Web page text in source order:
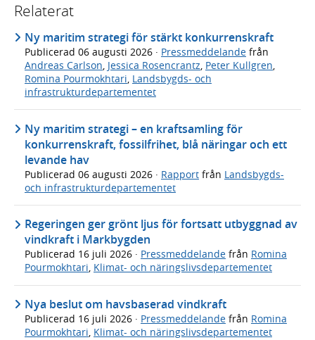
Relaterat
Ny maritim strategi för stärkt konkurrenskraft
Publicerad 06 augusti 2026 · Pressmeddelande från
Andreas Carlson, Jessica Rosencrantz, Peter Kullgren,
Romina Pourmokhtari, Landsbygds- och
infrastrukturdepartementet
Ny maritim strategi – en kraftsamling för
konkurrenskraft, fossilfrihet, blå näringar och ett
levande hav
Publicerad 06 augusti 2026 · Rapport från Landsbygds-
och infrastrukturdepartementet
Regeringen ger grönt ljus för fortsatt utbyggnad av
vindkraft i Markbygden
Publicerad 16 juli 2026 · Pressmeddelande från Romina
Pourmokhtari, Klimat- och näringslivsdepartementet
Nya beslut om havsbaserad vindkraft
Publicerad 16 juli 2026 · Pressmeddelande från Romina
Pourmokhtari, Klimat- och näringslivsdepartementet